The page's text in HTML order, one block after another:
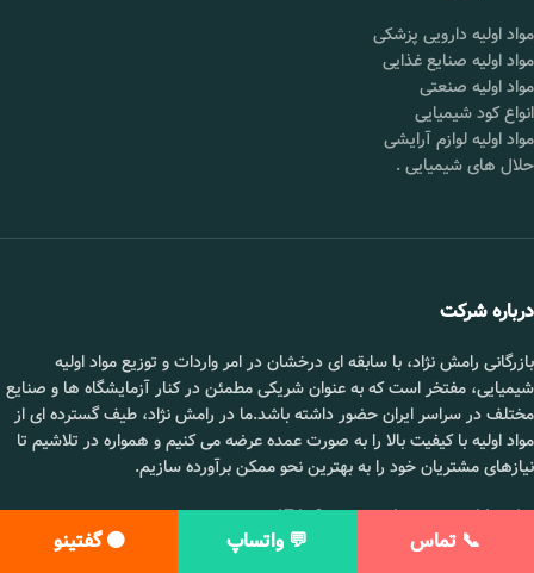
📞 تماس 💬 واتساپ 🟠 گفتینو
مواد اولیه دارویی پزشکی
مواد اولیه صنایع غذایی
مواد اولیه صنعتی
انواع کود شیمیایی
مواد اولیه لوازم آرایشی
حلال های شیمیایی .
درباره شرکت
بازرگانی رامش نژاد، با سابقه ای درخشان در امر واردات و توزیع مواد اولیه
شیمیایی، مفتخر است که به عنوان شریکی مطمئن در کنار آزمایشگاه ها و صنایع
مختلف در سراسر ایران حضور داشته باشد.ما در رامش نژاد، طیف گسترده ای از
مواد اولیه با کیفیت بالا را به صورت عمده عرضه می کنیم و همواره در تلاشیم تا
نیازهای مشتریان خود را به بهترین نحو ممکن برآورده سازیم.
ساعت کاری : شنبه تا پنج شنبه 8 تا 17
سدیم استارچ گلیکولات